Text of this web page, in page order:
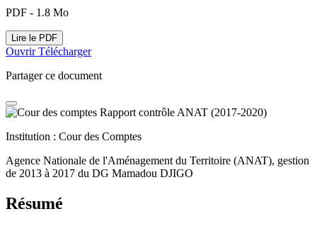
PDF - 1.8 Mo
Lire le PDF
OuvrirTélécharger
Partager ce document
Institution : Cour des Comptes
Agence Nationale de l'Aménagement du Territoire (ANAT), gestion
de 2013 à 2017 du DG Mamadou DJIGO
Résumé